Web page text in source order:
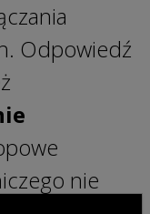
Odpowiedź
nie